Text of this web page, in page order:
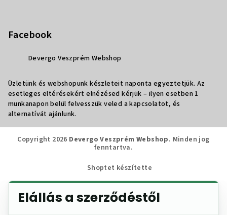
Facebook
Devergo Veszprém Webshop
Üzletünk és webshopunk készleteit naponta egyeztetjük. Az
esetleges eltérésekért elnézésed kérjük – ilyen esetben 1
munkanapon belül felvesszük veled a kapcsolatot, és
alternatívát ajánlunk.
Copyright 2026 Devergo Veszprém Webshop. Minden jog
fenntartva.
Shoptet készítette
Elállás a szerződéstől